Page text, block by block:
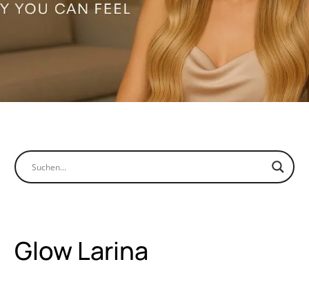
Über Uns
Konia, 8300, Paphos, Cyprus
Tel: +49 (0) 2941 925274-0
Glow Larina